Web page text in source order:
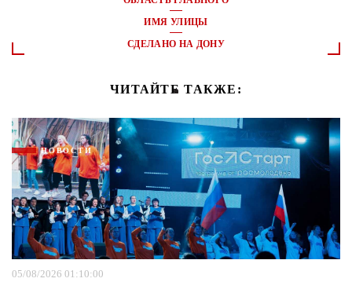
ИМЯ УЛИЦЫ
СДЕЛАНО НА ДОНУ
ЧИТАЙТЕ ТАКЖЕ:
НОВОСТИ
05/08/2026 01:10:00